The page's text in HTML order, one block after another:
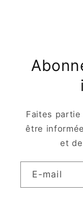
Faites
être
et
E-mail